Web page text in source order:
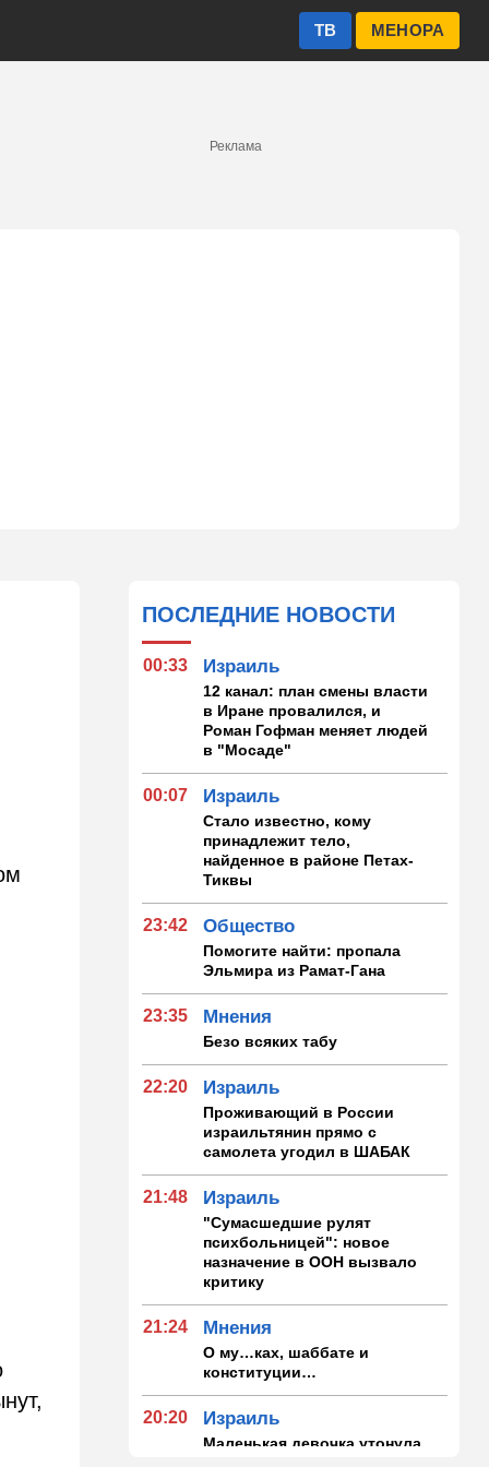
МЕНОРА
ТВ
Реклама
ПОСЛЕДНИЕ НОВОСТИ
00:33 Израиль
12 канал: план смены власти
в Иране провалился, и
Роман Гофман меняет людей
в "Мосаде"
00:07 Израиль
Стало известно, кому
принадлежит тело,
найденное в районе Петах-
Тиквы
23:42 Общество
Помогите найти: пропала
Эльмира из Рамат-Гана
23:35 Мнения
Безо всяких табу
22:20 Израиль
Проживающий в России
израильтянин прямо с
самолета угодил в ШАБАК
21:48 Израиль
"Сумасшедшие рулят
психбольницей": новое
назначение в ООН вызвало
критику
21:24 Мнения
О му…ках, шаббате и
конституции…
20:20 Израиль
Маленькая девочка утонула